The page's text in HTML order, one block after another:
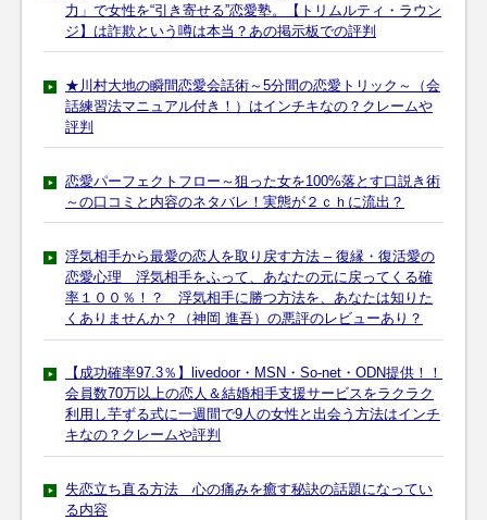
力」で女性を“引き寄せる”恋愛塾。【トリムルティ・ラウン
ジ】は詐欺という噂は本当？あの掲示板での評判
★川村大地の瞬間恋愛会話術～5分間の恋愛トリック～（会
話練習法マニュアル付き！）はインチキなの？クレームや
評判
恋愛パーフェクトフロー～狙った女を100%落とす口説き術
～の口コミと内容のネタバレ！実態が２ｃｈに流出？
浮気相手から最愛の恋人を取り戻す方法 – 復縁・復活愛の
恋愛心理 浮気相手をふって、あなたの元に戻ってくる確
率１００％！？ 浮気相手に勝つ方法を、あなたは知りた
くありませんか？（神岡 進吾）の悪評のレビューあり？
【成功確率97.3％】livedoor・MSN・So-net・ODN提供！！
会員数70万以上の恋人＆結婚相手支援サービスをラクラク
利用し芋ずる式に一週間で9人の女性と出会う方法はインチ
キなの？クレームや評判
失恋立ち直る方法 心の痛みを癒す秘訣の話題になってい
る内容